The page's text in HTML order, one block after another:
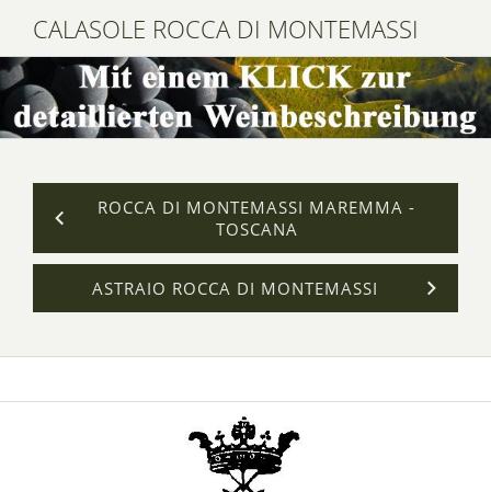
CALASOLE ROCCA DI MONTEMASSI
ROCCA DI MONTEMASSI MAREMMA -
TOSCANA
ASTRAIO ROCCA DI MONTEMASSI